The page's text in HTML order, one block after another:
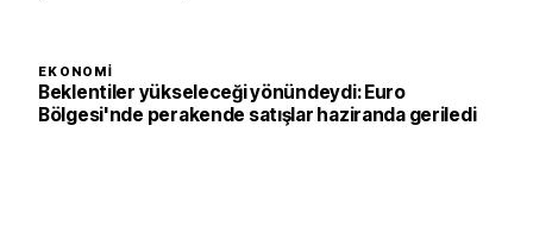
EKONOMI
Beklentiler yükseleceği yönündeydi: Euro
Bölgesi'nde perakende satışlar haziranda geriledi